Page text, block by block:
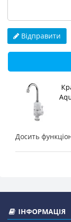
Відправити
Досить
ІНФОРМАЦІЯ